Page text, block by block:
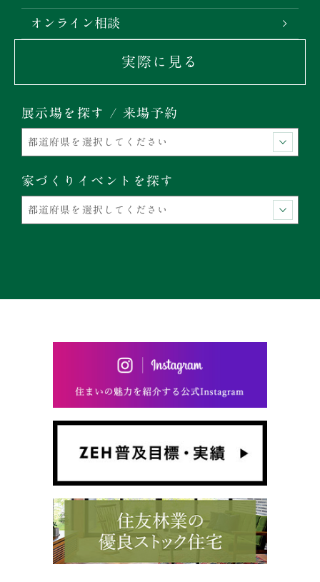
オンライン相談
実際に見る
展示場を探す / 来場予約
家づくりイベントを探す